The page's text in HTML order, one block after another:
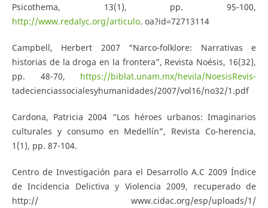
Psicothema, 13(1), pp. 95-100,
http://www.redalyc.org/articulo. oa?id=72713114
Campbell, Herbert 2007 “Narco-folklore: Narrativas e
historias de la droga en la frontera”, Revista Noésis, 16(32),
pp. 48-70, https://biblat.unam.mx/hevila/NoesisRevis-
tadecienciassocialesyhumanidades/2007/vol16/no32/1.pdf
Cardona, Patricia 2004 “Los héroes urbanos: Imaginarios
culturales y consumo en Medellín”, Revista Co-herencia,
1(1), pp. 87-104.
Centro de Investigación para el Desarrollo A.C 2009 Índice
de Incidencia Delictiva y Violencia 2009, recuperado de
http:// www.cidac.org/esp/uploads/1/